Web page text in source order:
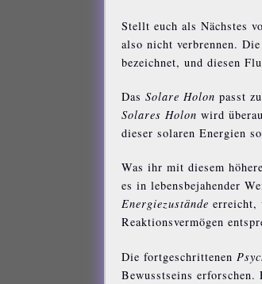
Stellt euch als Nächstes
also nicht verbrennen.
bezeichnet, und diesen
Das Solare Holon passt
Solares Holon wird
dieser solaren Energien
Was ihr mit diesem
es in lebensbejahender
Energiezustände erreicht,
Reaktionsvermögen
Die fortgeschrittenen
Bewusstseins